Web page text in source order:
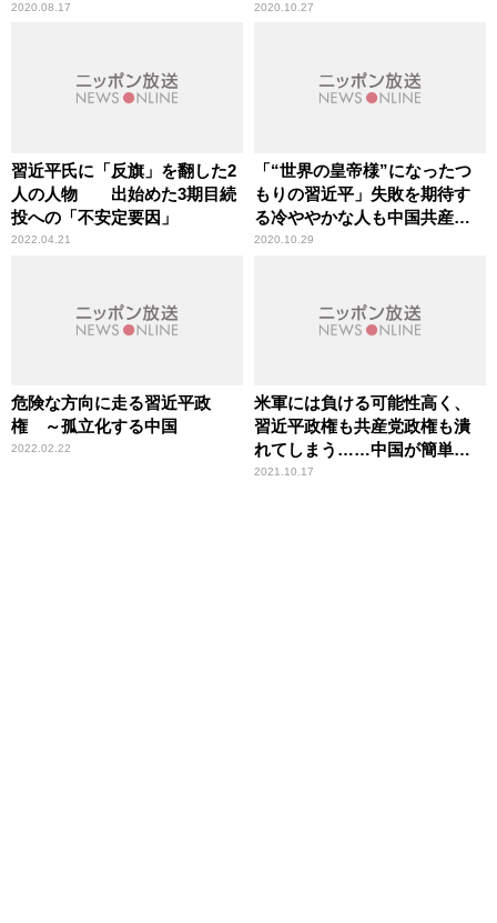
2020.08.17 い」辛坊治郎が言及
2020.10.27
習近平氏に「反旗」を翻した2
人の人物 出始めた3期目続
投への「不安定要因」
2022.04.21
「“世界の皇帝様”になったつ
もりの習近平」失敗を期待す
る冷ややかな人も中国共産党
には多い
2020.10.29
危険な方向に走る習近平政
権 ～孤立化する中国
2022.02.22
米軍には負ける可能性高く、
習近平政権も共産党政権も潰
れてしまう……中国が簡単に
台湾に手を出せない現状
2021.10.17